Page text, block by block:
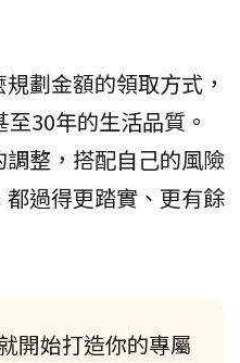
劃金額的領取方式，
30年的生活品質。
整，搭配自己的風險
過得更踏實、更有餘
開始打造你的專屬